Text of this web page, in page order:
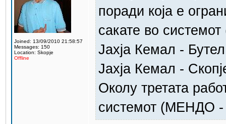
Joined: 13/09/2010 21:58:57
Messages: 150
Location: Skopje
Offline
поради која е
сакате во
Јахја Кемал -
Јахја Кемал -
Околу третата
системот (МЕНДО -